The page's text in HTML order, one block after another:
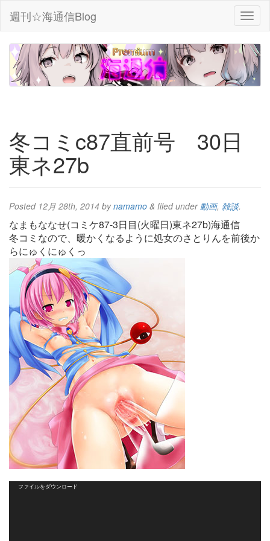
週刊☆海通信Blog
冬コミc87直前号 30日
東ネ27b
Posted 12月 28th, 2014 bynamamo & filed under 動画, 雑談.
なまもななせ(コミケ87-3日目(火曜日)東ネ27b)海通信
冬コミなので、暖かくなるように処女のさとりんを前後か
らにゅくにゅくっ
ファイルをダウンロード